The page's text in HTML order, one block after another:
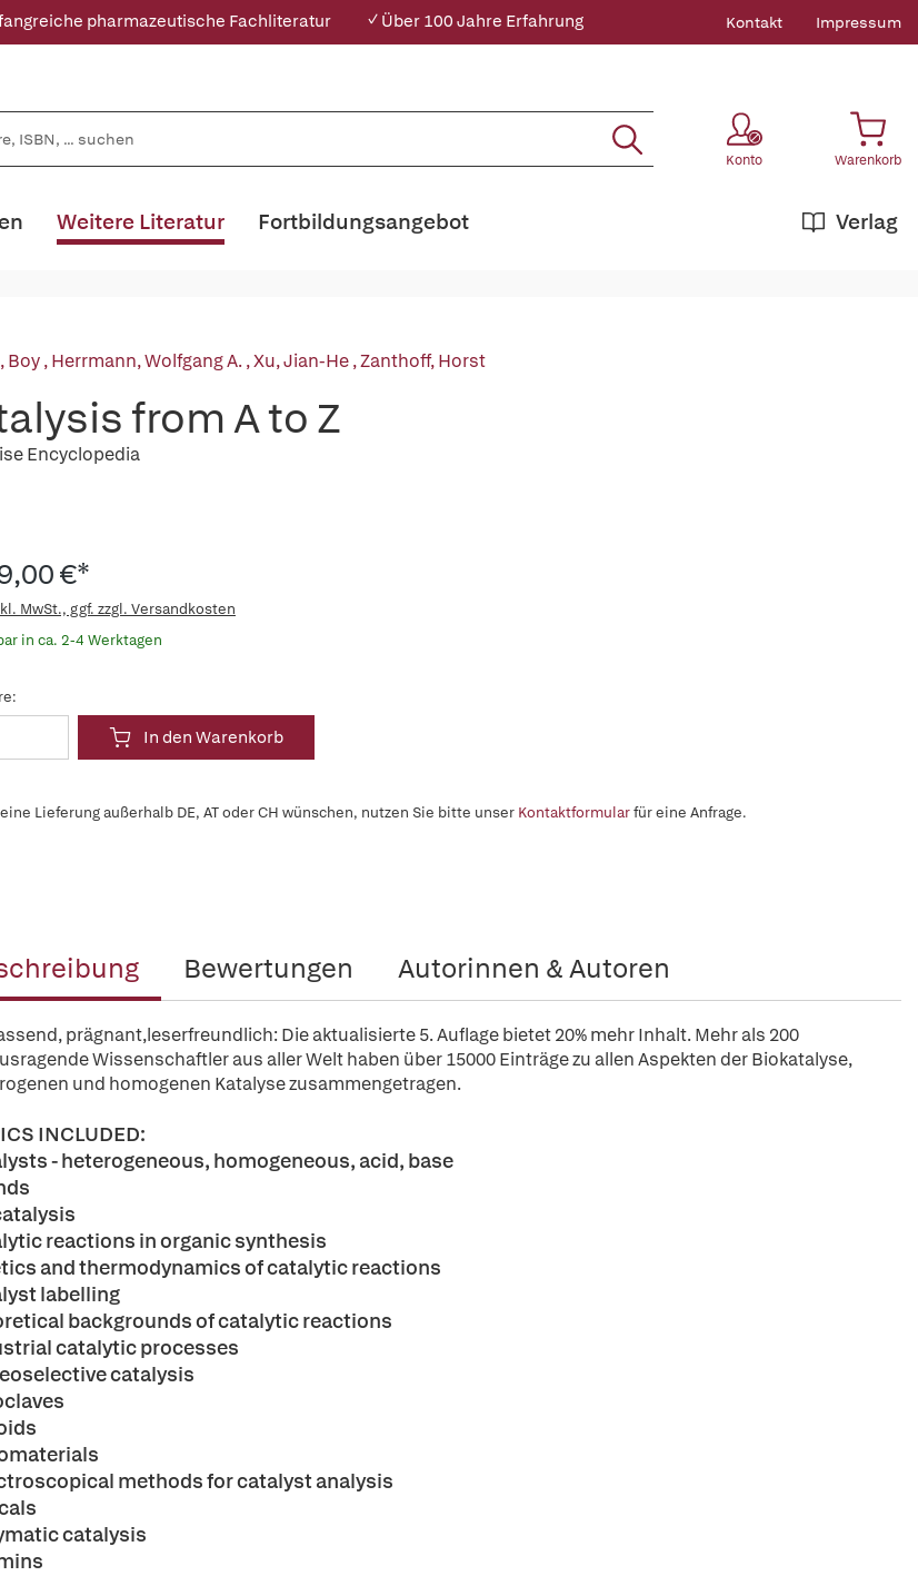
pharmazeutische Fachliteratur ✓ Über 100 Jahre Erfahrung Kontakt Impressum
Konto Warenkorb
Weitere Literatur Verlag
Fortbildungsangebot
Boy,Herrmann, Wolfgang A.,Xu, Jian-He,Zanthoff, Horst
from A to Z
Encyclopedia
€*
MwSt., ggf. zzgl. Versandkosten
in ca. 2-4 Werktagen
In den Warenkorb
Lieferung außerhalb DE, AT oder CH wünschen, nutzen Sie bitte unser Kontaktformularfür eine Anfrage.
Bewertungen Autorinnen & Autoren
prägnant,leserfreundlich: Die aktualisierte 5. Auflage bietet 20% mehr Inhalt. Mehr als 200
Wissenschaftler aus aller Welt haben über 15000 Einträge zu allen Aspekten der Biokatalyse,
und homogenen Katalyse zusammengetragen.
INCLUDED:
- heterogeneous, homogeneous, acid, base
reactions in organic synthesis
and thermodynamics of catalytic reactions
labelling
backgrounds of catalytic reactions
catalytic processes
catalysis
methods for catalyst analysis
catalysis